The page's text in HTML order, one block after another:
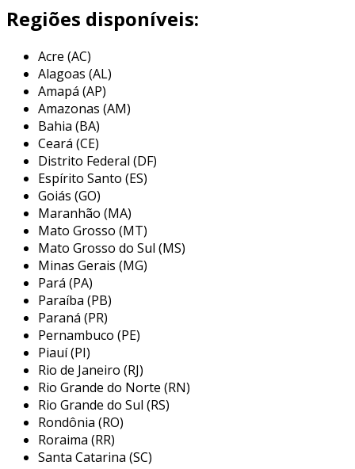
eles aconteçam, promovendo um ambiente de
trabalho seguro e conforme as normas
vigentes.
nosso serviço de segurança em máquinas
industriais nr12 oferece uma solução completa
e personalizada para garantir a conformidade
legal e a segurança das máquinas e
equipamentos da sua empresa. seguindo todos
os requisitos danorma regulamentadora nº
doministério do trabalho
começa com uma apreciação de risco, onde
realizamos um mapeamento completo dos
riscos associados a cada máquina e
equipamento, identificando zonas de perigo,
pontos de aprisionamento, esmagamento e
choque elétrico, entre outros.
além da apreciação de risco, nossa equipe
realiza uma análise técnica especializada,
avaliando cada ponto crítico com base em
normas técnicas nacionais e internacionais.
propomos soluções de segurança sob medida
para sua operação, assegurando que cada
detalhe seja considerado. após essa análise,
Regiões disponíveis:
Acre (AC)
Alagoas (AL)
Amapá (AP)
Amazonas (AM)
Bahia (BA)
Ceará (CE)
Distrito Federal (DF)
Espírito Santo (ES)
Goiás (GO)
Maranhão (MA)
Mato Grosso (MT)
Mato Grosso do Sul (MS)
Minas Gerais (MG)
Pará (PA)
Paraíba (PB)
Paraná (PR)
Pernambuco (PE)
Piauí (PI)
Rio de Janeiro (RJ)
Rio Grande do Norte (RN)
Rio Grande do Sul (RS)
Rondônia (RO)
Roraima (RR)
Santa Catarina (SC)